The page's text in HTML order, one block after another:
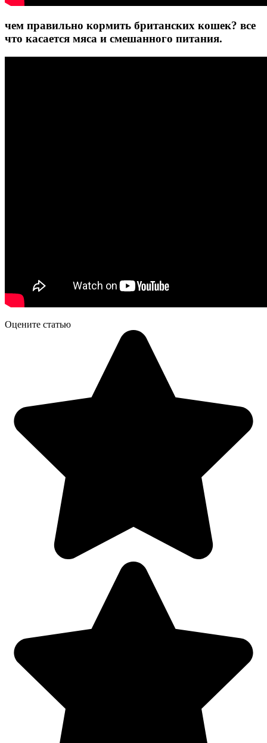
чем правильно кормить британских кошек? все
что касается мяса и смешанного питания.
Оцените статью